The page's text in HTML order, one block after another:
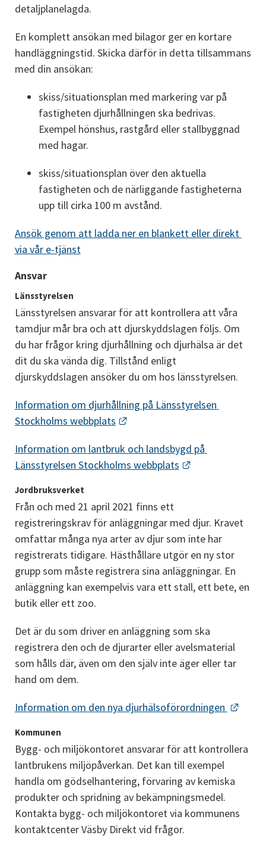
detaljplanelagda.
En komplett ansökan med bilagor ger en kortare
handläggningstid. Skicka därför in detta tillsammans
med din ansökan:
skiss/situationsplan med markering var på
fastigheten djurhållningen ska bedrivas.
Exempel hönshus, rastgård eller stallbyggnad
med hagar.
skiss/situationsplan över den aktuella
fastigheten och de närliggande fastigheterna
upp till cirka 100 m avstånd.
Ansök genom att ladda ner en blankett eller direkt
via vår e-tjänst
Ansvar
Länsstyrelsen
Länsstyrelsen ansvarar för att kontrollera att våra
tamdjur mår bra och att djurskyddslagen följs. Om
du har frågor kring djurhållning och djurhälsa är det
dit du ska vända dig. Tillstånd enligt
djurskyddslagen ansöker du om hos länsstyrelsen.
Information om djurhållning på Länsstyrelsen
Stockholms webbplats
Länk till annan webbplats.
Information om lantbruk och landsbygd på
Länsstyrelsen Stockholms webbplats
Länk till annan
Jordbruksverket
Från och med 21 april 2021 finns ett
registreringskrav för anläggningar med djur. Kravet
omfattar många nya arter av djur som inte har
registrerats tidigare. Hästhållare utgör en ny stor
grupp som måste registrera sina anläggningar. En
anläggning kan exempelvis vara ett stall, ett bete, en
butik eller ett zoo.
Det är du som driver en anläggning som ska
registrera den och de djurarter eller avelsmaterial
som hålls där, även om den själv inte äger eller tar
hand om dem.
Information om den nya djurhälsoförordningen Länk
Kommunen
Bygg- och miljökontoret ansvarar för att kontrollera
lantbrukens miljöpåverkan. Det kan till exempel
handla om gödselhantering, förvaring av kemiska
produkter och spridning av bekämpningsmedel.
Kontakta bygg- och miljökontoret via kommunens
kontaktcenter Väsby Direkt vid frågor.